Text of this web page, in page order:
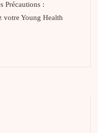
Précautions :
votre Young Health